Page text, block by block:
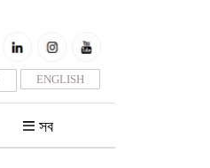
ENGLISH
সব